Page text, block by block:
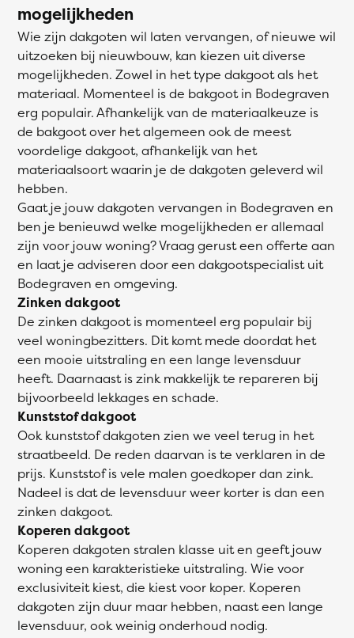
mogelijkheden
Wie zijn dakgoten wil laten vervangen, of nieuwe wil
uitzoeken bij nieuwbouw, kan kiezen uit diverse
mogelijkheden. Zowel in het type dakgoot als het
materiaal. Momenteel is de bakgoot in Bodegraven
erg populair. Afhankelijk van de materiaalkeuze is
de bakgoot over het algemeen ook de meest
voordelige dakgoot, afhankelijk van het
materiaalsoort waarin je de dakgoten geleverd wil
hebben.
Gaat je jouw dakgoten vervangen in Bodegraven en
ben je benieuwd welke mogelijkheden er allemaal
zijn voor jouw woning? Vraag gerust een offerte aan
en laat je adviseren door een dakgootspecialist uit
Bodegraven en omgeving.
Zinken dakgoot
De zinken dakgoot is momenteel erg populair bij
veel woningbezitters. Dit komt mede doordat het
een mooie uitstraling en een lange levensduur
heeft. Daarnaast is zink makkelijk te repareren bij
bijvoorbeeld lekkages en schade.
Kunststof dakgoot
Ook kunststof dakgoten zien we veel terug in het
straatbeeld. De reden daarvan is te verklaren in de
prijs. Kunststof is vele malen goedkoper dan zink.
Nadeel is dat de levensduur weer korter is dan een
zinken dakgoot.
Koperen dakgoot
Koperen dakgoten stralen klasse uit en geeft jouw
woning een karakteristieke uitstraling. Wie voor
exclusiviteit kiest, die kiest voor koper. Koperen
dakgoten zijn duur maar hebben, naast een lange
levensduur, ook weinig onderhoud nodig.